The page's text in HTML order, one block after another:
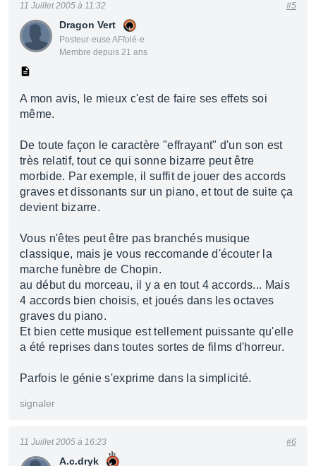
Dragon Vert
Posteur·euse AFfolé·e
Membre depuis 21 ans
11 Juillet 2005 à 11:32 #5
A mon avis, le mieux c'est de faire ses effets soi
même.
De toute façon le caractère "effrayant" d'un son est
très relatif, tout ce qui sonne bizarre peut être
morbide. Par exemple, il suffit de jouer des accords
graves et dissonants sur un piano, et tout de suite ça
devient bizarre.
Vous n'êtes peut être pas branchés musique
classique, mais je vous reccomande d'écouter la
marche funèbre de Chopin.
au début du morceau, il y a en tout 4 accords... Mais
4 accords bien choisis, et joués dans les octaves
graves du piano.
Et bien cette musique est tellement puissante qu'elle
a été reprises dans toutes sortes de films d'horreur.
Parfois le génie s'exprime dans la simplicité.
signaler
A.c.dryk
11 Juillet 2005 à 16:23 #6